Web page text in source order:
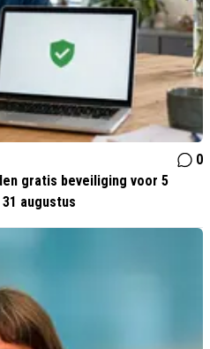
0
gratis beveiliging voor 5
augustus